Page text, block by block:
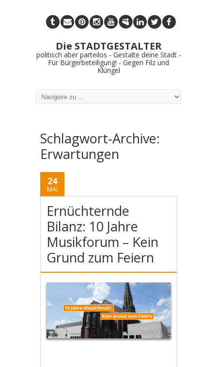
Die STADTGESTALTER
politisch aber parteilos - Gestalte deine Stadt -
Für Bürgerbeteiligung! - Gegen Filz und
Klüngel
Schlagwort-Archive:
Erwartungen
24
MAI
Ernüchternde
Bilanz: 10 Jahre
Musikforum – Kein
Grund zum Feiern